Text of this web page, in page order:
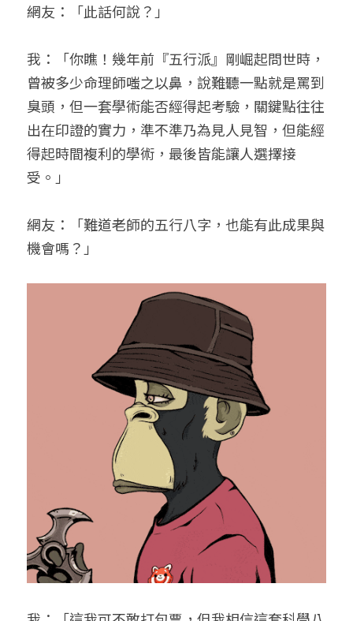
網友：「此話何說？」
我：「你瞧！幾年前『五行派』剛崛起問世時，
曾被多少命理師嗤之以鼻，說難聽一點就是罵到
臭頭，但一套學術能否經得起考驗，關鍵點往往
出在印證的實力，準不準乃為見人見智，但能經
得起時間複利的學術，最後皆能讓人選擇接
受。」
網友：「難道老師的五行八字，也能有此成果與
機會嗎？」